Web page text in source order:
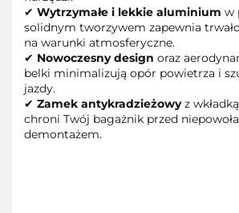
✔ Wytrzymałe i lekkie aluminium w
solidnym tworzywem zapewnia
na warunki atmosferyczne.
✔ Nowoczesny design oraz
belki minimalizują opór powietrza i
jazdy.
✔ Zamek antykradzieżowy z
chroni Twój bagażnik przed
demontażem.